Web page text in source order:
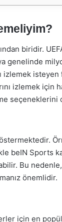
biridir.
genelinde
izlemek
izlemek için
seçeneklerini
beIN Sports
Bu nedenle,
önemlidir.
için en